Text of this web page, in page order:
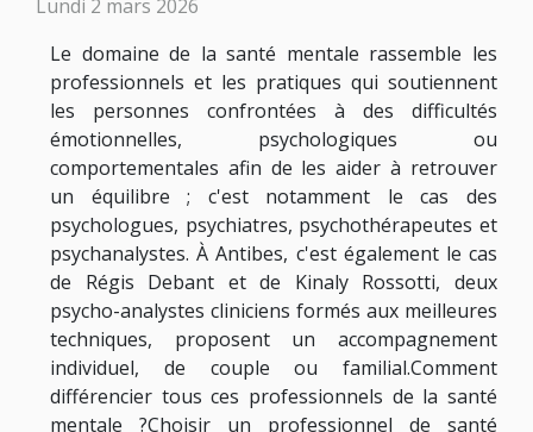
Lundi 2 mars 2026
Le domaine de la santé mentale rassemble les
professionnels et les pratiques qui soutiennent
les personnes confrontées à des difficultés
émotionnelles, psychologiques ou
comportementales afin de les aider à retrouver
un équilibre ; c'est notamment le cas des
psychologues, psychiatres, psychothérapeutes et
psychanalystes. À Antibes, c'est également le cas
de Régis Debant et de Kinaly Rossotti, deux
psycho-analystes cliniciens formés aux meilleures
techniques, proposent un accompagnement
individuel, de couple ou familial.Comment
différencier tous ces professionnels de la santé
mentale ?Choisir un professionnel de santé